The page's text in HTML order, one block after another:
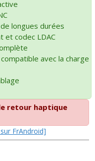
longues durées
et codec LDAC
avec la charge
retour haptique
FrAndroid]